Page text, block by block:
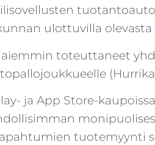
ulottuvilla
aiemmin toteuttaneet
ja App Store-
tuotemyynti